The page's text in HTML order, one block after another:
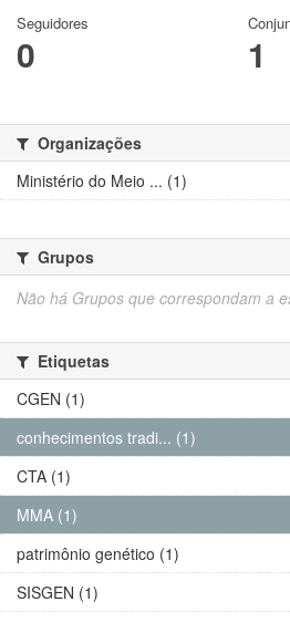
Seguidores
0 1
Organizações
Ministério do Meio ... (1)
Grupos
Não há Grupos que correspondam a
Etiquetas
CGEN (1)
conhecimentos tradi... (1)
CTA (1)
MMA (1)
patrimônio genético (1)
SISGEN (1)